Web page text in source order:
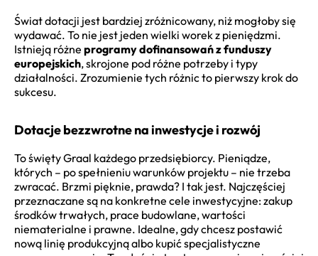
Świat dotacji jest bardziej zróżnicowany, niż mogłoby się
wydawać. To nie jest jeden wielki worek z pieniędzmi.
Istnieją różne programy dofinansowań z funduszy
europejskich, skrojone pod różne potrzeby i typy
działalności. Zrozumienie tych różnic to pierwszy krok do
sukcesu.
Dotacje bezzwrotne na inwestycje i rozwój
To święty Graal każdego przedsiębiorcy. Pieniądze,
których – po spełnieniu warunków projektu – nie trzeba
zwracać. Brzmi pięknie, prawda? I tak jest. Najczęściej
przeznaczane są na konkretne cele inwestycyjne: zakup
środków trwałych, prace budowlane, wartości
niematerialne i prawne. Idealne, gdy chcesz postawić
nową linię produkcyjną albo kupić specjalistyczne